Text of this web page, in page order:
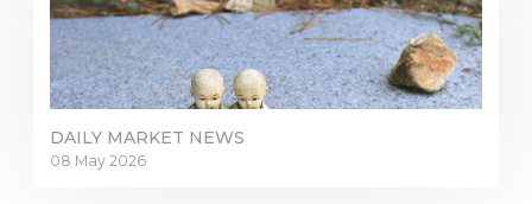
DAILY MARKET NEWS
08 May 2026